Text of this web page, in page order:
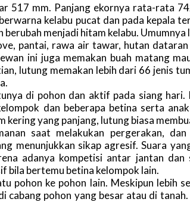
517 mm. Panjang ekornya rata-rata
kelabu pucat dan pada kepala
menjadi hitam kelabu.
pantai, rawa air tawar, hutan
ini juga memakan buah matang
lutung memakan lebih dari 66 jenis
di pohon dan aktif pada siang
dan beberapa betina serta
yang panjang, lutung biasa
saat melakukan pergerakan,
menunjukkan sikap agresif. Suara
adanya kompetisi antar jantan
bila bertemu betina kelompok lain.
pohon ke pohon lain. Meskipun lebih
pohon yang besar atau di